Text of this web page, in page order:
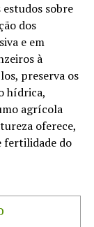
sobre
dos
e em
à
preserva os
hídrica,
agrícola
oferece,
fertilidade do